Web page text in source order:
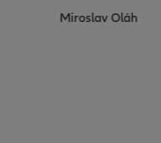
Miroslav Oláh